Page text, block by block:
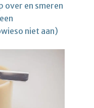
over en smeren
niet aan)